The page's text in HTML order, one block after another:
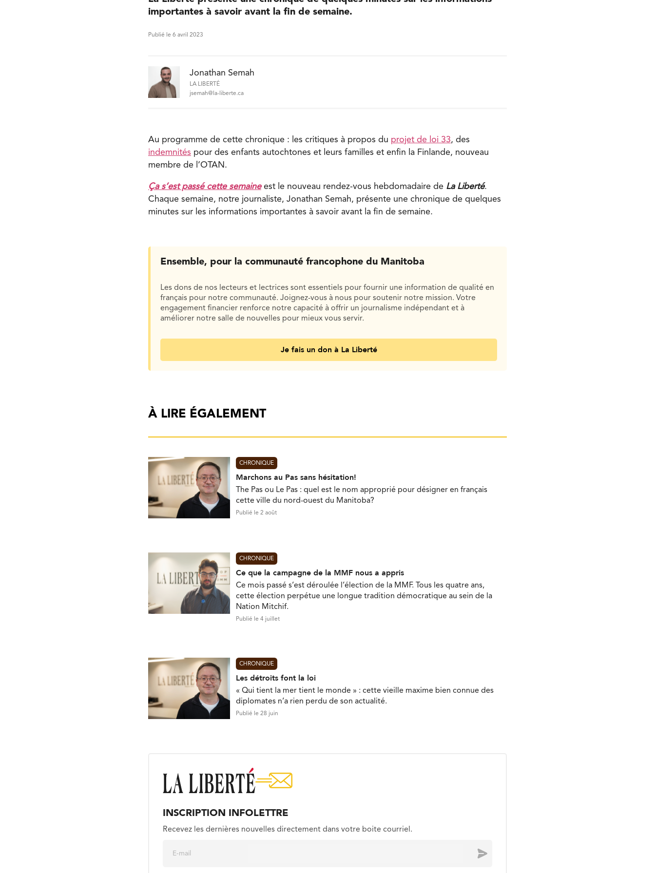
importantes à savoir avant la fin de semaine.
Publié le 6 avril 2023
Jonathan Semah
LA LIBERTÉ
jsemah@la-liberte.ca
Au programme de cette chronique : les critiques à propos du projet de loi 33, des
indemnités pour des enfants autochtones et leurs familles et enfin la Finlande, nouveau
membre de l’OTAN.
Ça s’est passé cette semaineest le nouveau rendez-vous hebdomadaire de La Liberté.
Chaque semaine, notre journaliste, Jonathan Semah, présente une chronique de quelques
minutes sur les informations importantes à savoir avant la fin de semaine.
Ensemble, pour la communauté francophone du Manitoba
Les dons de nos lecteurs et lectrices sont essentiels pour fournir une information de qualité en
français pour notre communauté. Joignez-vous à nous pour soutenir notre mission. Votre
engagement financier renforce notre capacité à offrir un journalisme indépendant et à
améliorer notre salle de nouvelles pour mieux vous servir.
Je fais un don à La Liberté
À LIRE ÉGALEMENT
CHRONIQUE
Marchons au Pas sans hésitation!
The Pas ou Le Pas : quel est le nom approprié pour désigner en français
cette ville du nord-ouest du Manitoba?
Publié le 2 août
CHRONIQUE
Ce que la campagne de la MMF nous a appris
Ce mois passé s’est déroulée l’élection de la MMF. Tous les quatre ans,
cette élection perpétue une longue tradition démocratique au sein de la
Nation Mitchif.
Publié le 4 juillet
CHRONIQUE
Les détroits font la loi
« Qui tient la mer tient le monde » : cette vieille maxime bien connue des
diplomates n’a rien perdu de son actualité.
Publié le 28 juin
INSCRIPTION INFOLETTRE
Recevez les dernières nouvelles directement dans votre boite courriel.
Envoyer